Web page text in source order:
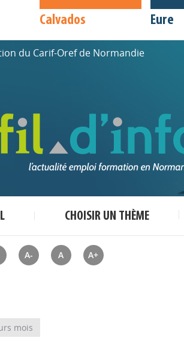
Calvados Eure
du Carif-Oref de Normandie
CHOISIR UN THÈME
A- A A+
mois